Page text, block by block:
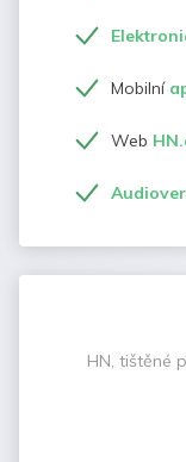
Mobilní
Web
HN, tištěné